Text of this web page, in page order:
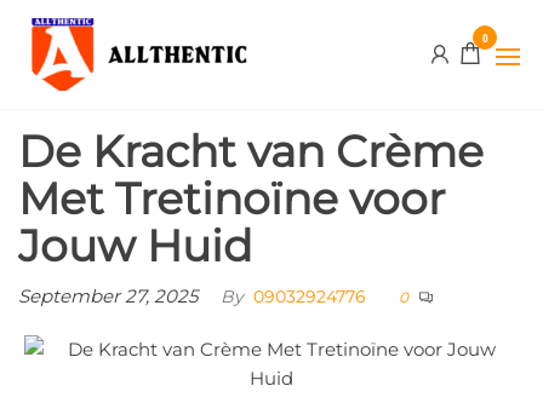
Skip
0
De Kracht van Crème
Met Tretinoïne voor
Jouw Huid
September 27, 2025 By 09032924776 0